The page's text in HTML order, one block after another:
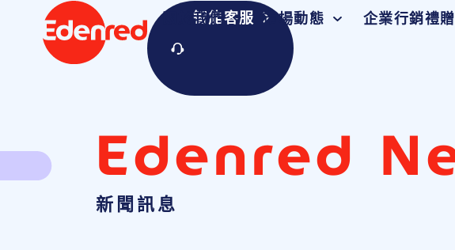
關於我們 市場動態 企業行銷禮贈
智能客服
Edenred
新聞訊息